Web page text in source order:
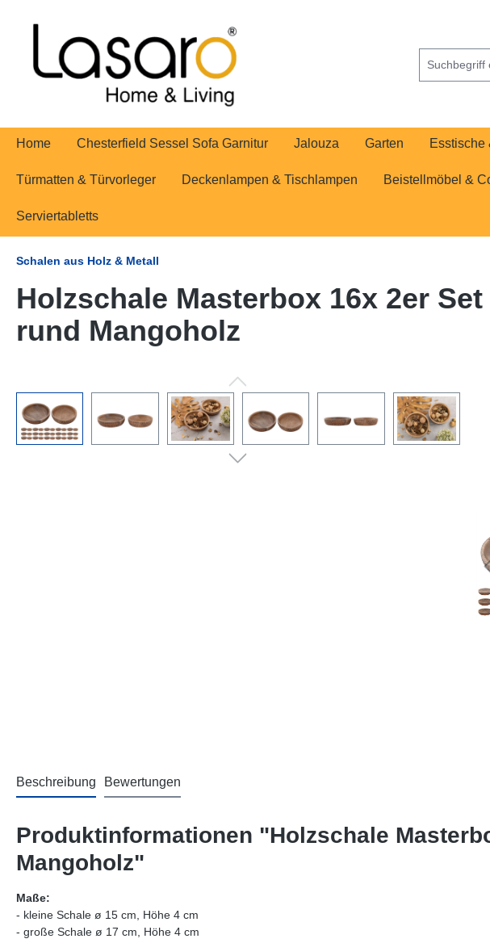
Home Chesterfield Sessel Sofa Garnitur Jalouza Garten Esstische
Türmatten & Türvorleger Deckenlampen & Tischlampen Beistellmöbel &
Serviertabletts
Schalen aus Holz & Metall
Holzschale Masterbox 16x 2er
rund Mangoholz
Beschreibung Bewertungen
Produktinformationen "Holzschale
Mangoholz"
Maße:
- kleine Schale ø 15 cm, Höhe 4 cm
- große Schale ø 17 cm, Höhe 4 cm